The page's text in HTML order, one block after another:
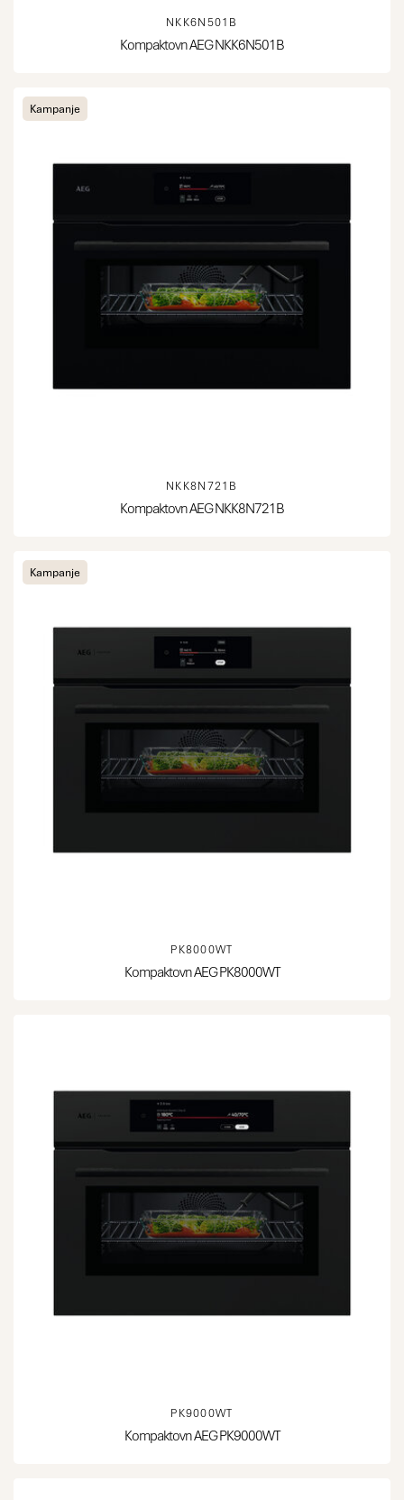
NKK6N501B
Kompaktovn AEG NKK6N501B
Kampanje
NKK8N721B
Kompaktovn AEG NKK8N721B
Kampanje
PK8000WT
Kompaktovn AEG PK8000WT
PK9000WT
Kompaktovn AEG PK9000WT